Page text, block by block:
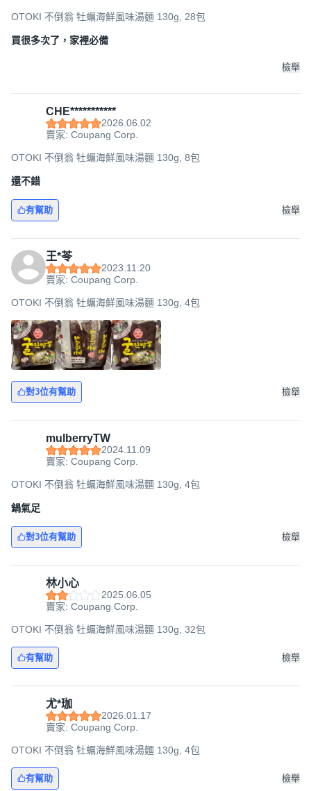
OTOKI 不倒翁 牡蠣海鮮風味湯麵 130g, 28包
買很多次了，家裡必備
檢舉
CHE***********
2026.06.02
賣家: Coupang Corp.
OTOKI 不倒翁 牡蠣海鮮風味湯麵 130g, 8包
還不錯
有幫助 檢舉
王*苓
2023.11.20
賣家: Coupang Corp.
OTOKI 不倒翁 牡蠣海鮮風味湯麵 130g, 4包
對3位有幫助 檢舉
mulberryTW
2024.11.09
賣家: Coupang Corp.
OTOKI 不倒翁 牡蠣海鮮風味湯麵 130g, 4包
鍋氣足
對3位有幫助 檢舉
林小心
2025.06.05
賣家: Coupang Corp.
OTOKI 不倒翁 牡蠣海鮮風味湯麵 130g, 32包
有幫助 檢舉
尤*珈
2026.01.17
賣家: Coupang Corp.
OTOKI 不倒翁 牡蠣海鮮風味湯麵 130g, 4包
有幫助 檢舉